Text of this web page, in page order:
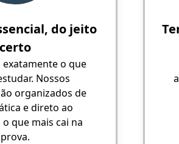
do jeito
certo
exatamente o que
Nossos
organizados de
e direto ao
que mais cai na
prova.